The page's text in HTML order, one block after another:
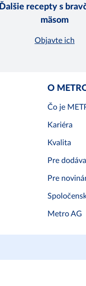
Ďalšie recepty s
mäsom
Objavte ich
O
Čo je
Kariéra
Kvalita
Pre
Pre
Metro AG